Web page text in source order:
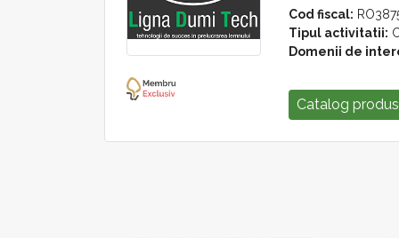
Cod fiscal:
Tipul activitatii:
Domenii de
Catalog